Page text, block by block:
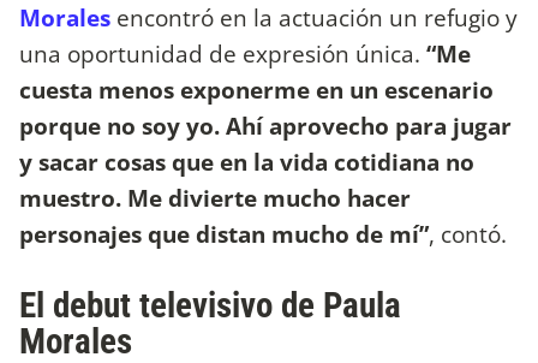
Morales encontró en la actuación un refugio y
una oportunidad de expresión única. “Me
cuesta menos exponerme en un escenario
porque no soy yo. Ahí aprovecho para jugar
y sacar cosas que en la vida cotidiana no
muestro. Me divierte mucho hacer
personajes que distan mucho de mí”, contó.
El debut televisivo de Paula
Morales